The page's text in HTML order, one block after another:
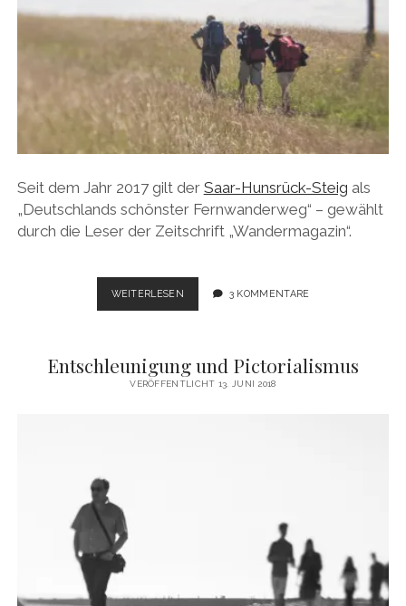
Seit dem Jahr 2017 gilt der Saar-Hunsrück-Steig als
„Deutschlands schönster Fernwanderweg“ – gewählt
durch die Leser der Zeitschrift „Wandermagazin“.
WEITERLESEN WANDERLUST
AUF
HUNSRÜCK-
STEIG
3 KOMMENTARE
Entschleunigung und Pictorialismus
VERÖFFENTLICHT 13. JUNI 2018